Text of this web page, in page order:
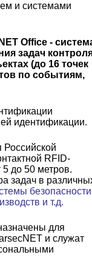
и системами
Office -
задач
(до 16 точек
по событиям,
идентификации.
Российской
RFID-
до 50 метров.
задач в
и т.д.
для
и служат